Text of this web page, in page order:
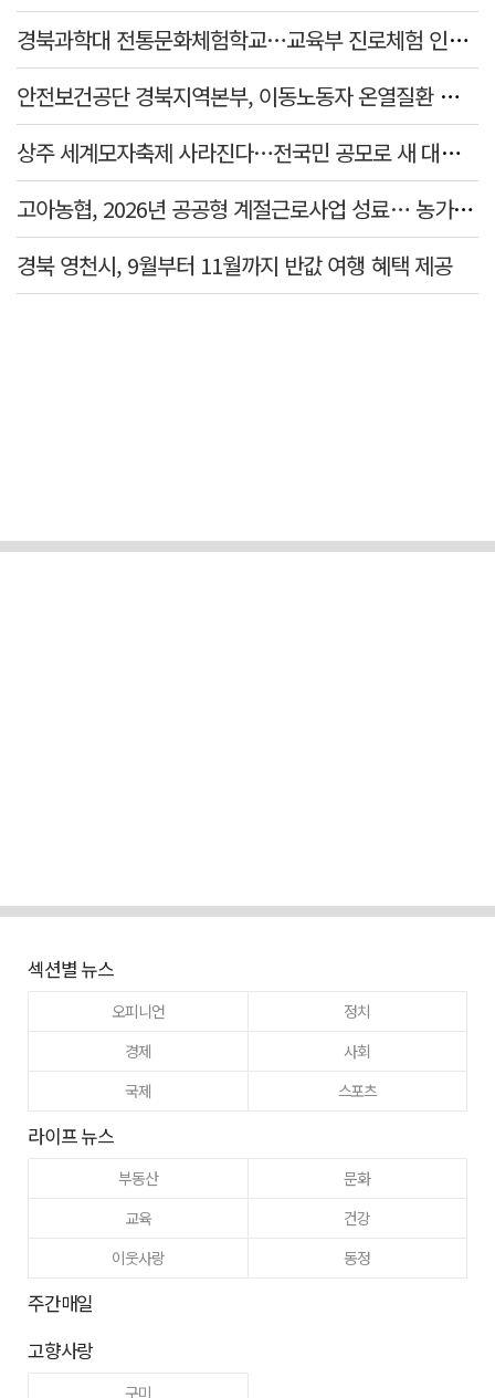
경북과학대 전통문화체험학교…교육부 진로체험 인증기관 선정
안전보건공단 경북지역본부, 이동노동자 온열질환 예방 캠페인
상주 세계모자축제 사라진다…전국민 공모로 새 대표축제 발굴 나서
고아농협, 2026년 공공형 계절근로사업 성료… 농가 일손 부족 해소 '효자'
경북 영천시, 9월부터 11월까지 반값 여행 혜택 제공
섹션별 뉴스
오피니언
정치
경제
사회
국제
스포츠
라이프 뉴스
부동산
문화
교육
건강
이웃사랑
동정
주간매일
고향사랑
구미